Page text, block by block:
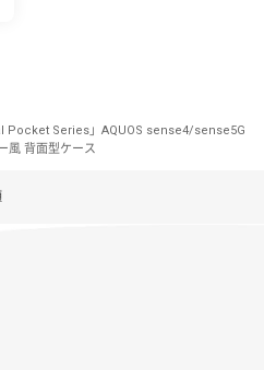
Pocket Series」AQUOS sense4/sense5G
風 背面型ケース